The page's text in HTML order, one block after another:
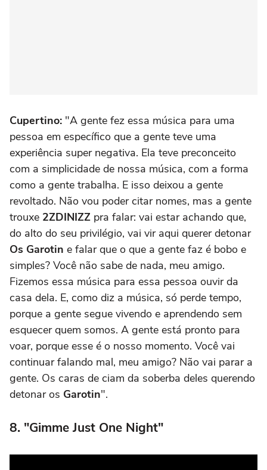
Cupertino: "A gente fez essa música para uma
pessoa em específico que a gente teve uma
experiência super negativa. Ela teve preconceito
com a simplicidade de nossa música, com a forma
como a gente trabalha. E isso deixou a gente
revoltado. Não vou poder citar nomes, mas a gente
trouxe 2ZDINIZZ pra falar: vai estar achando que,
do alto do seu privilégio, vai vir aqui querer detonar
Os Garotin e falar que o que a gente faz é bobo e
simples? Você não sabe de nada, meu amigo.
Fizemos essa música para essa pessoa ouvir da
casa dela. E, como diz a música, só perde tempo,
porque a gente segue vivendo e aprendendo sem
esquecer quem somos. A gente está pronto para
voar, porque esse é o nosso momento. Você vai
continuar falando mal, meu amigo? Não vai parar a
gente. Os caras de ciam da soberba deles querendo
detonar os Garotin".
8. "Gimme Just One Night"